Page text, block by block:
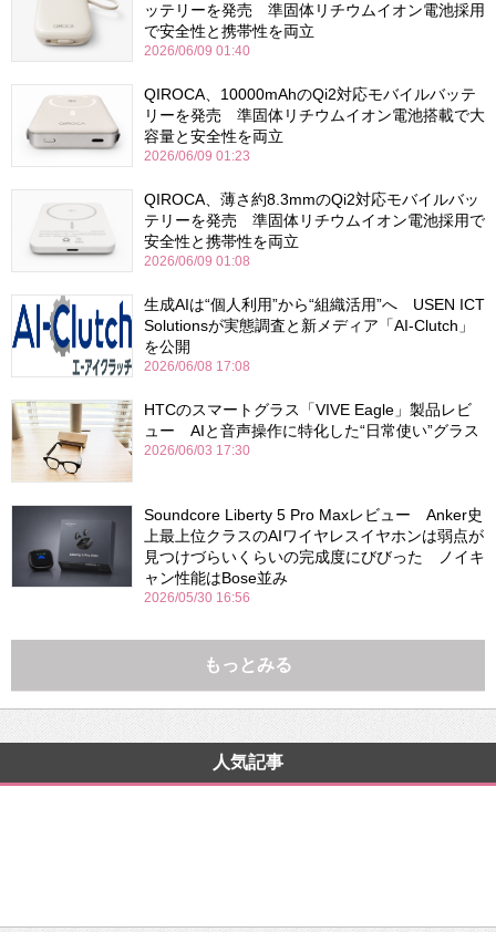
ッテリーを発売 準固体リチウムイオン電池採用
で安全性と携帯性を両立
2026/06/09 01:40
QIROCA、10000mAhのQi2対応モバイルバッテ
リーを発売 準固体リチウムイオン電池搭載で大
容量と安全性を両立
2026/06/09 01:23
QIROCA、薄さ約8.3mmのQi2対応モバイルバッ
テリーを発売 準固体リチウムイオン電池採用で
安全性と携帯性を両立
2026/06/09 01:08
生成AIは“個人利用”から“組織活用”へ USEN ICT
Solutionsが実態調査と新メディア「AI-Clutch」
を公開
2026/06/08 17:08
HTCのスマートグラス「VIVE Eagle」製品レビ
ュー AIと音声操作に特化した“日常使い”グラス
2026/06/03 17:30
Soundcore Liberty 5 Pro Maxレビュー Anker史
上最上位クラスのAIワイヤレスイヤホンは弱点が
見つけづらいくらいの完成度にびびった ノイキ
ャン性能はBose並み
2026/05/30 16:56
もっとみる
人気記事